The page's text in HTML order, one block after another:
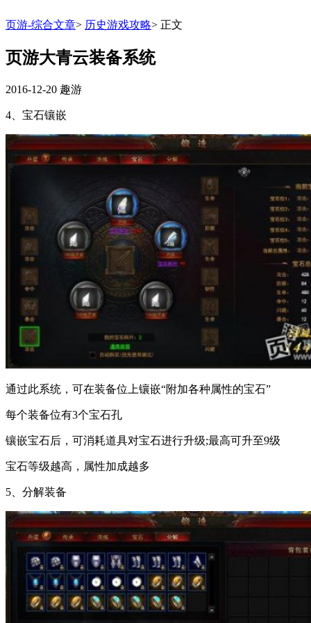
页游-综合文章> 历史游戏攻略> 正文
页游大青云装备系统
2016-12-20 趣游
4、宝石镶嵌
通过此系统，可在装备位上镶嵌“附加各种属性的宝石”
每个装备位有3个宝石孔
镶嵌宝石后，可消耗道具对宝石进行升级;最高可升至9级
宝石等级越高，属性加成越多
5、分解装备